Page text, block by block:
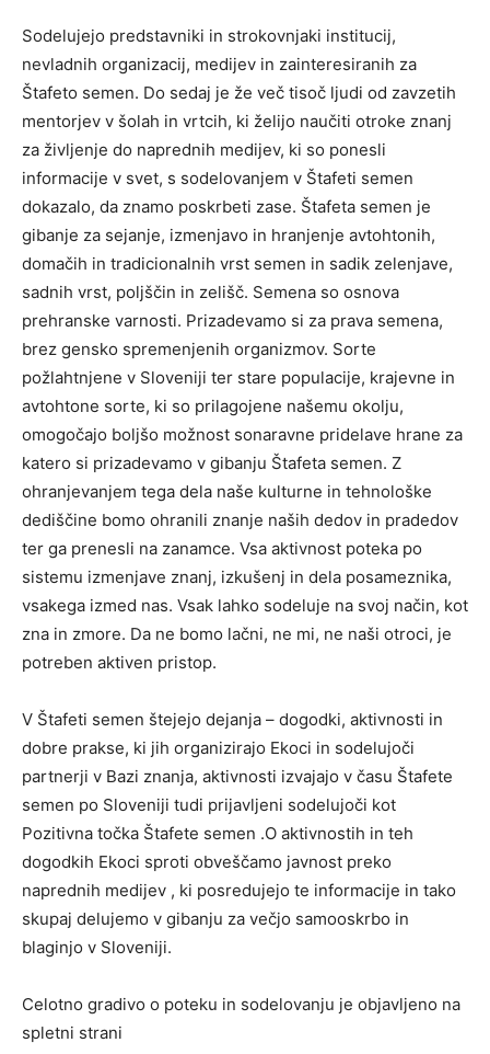
Sodelujejo predstavniki in strokovnjaki institucij,
nevladnih organizacij, medijev in zainteresiranih za
Štafeto semen. Do sedaj je že več tisoč ljudi od zavzetih
mentorjev v šolah in vrtcih, ki želijo naučiti otroke znanj
za življenje do naprednih medijev, ki so ponesli
informacije v svet, s sodelovanjem v Štafeti semen
dokazalo, da znamo poskrbeti zase. Štafeta semen je
gibanje za sejanje, izmenjavo in hranjenje avtohtonih,
domačih in tradicionalnih vrst semen in sadik zelenjave,
sadnih vrst, poljščin in zelišč. Semena so osnova
prehranske varnosti. Prizadevamo si za prava semena,
brez gensko spremenjenih organizmov. Sorte
požlahtnjene v Sloveniji ter stare populacije, krajevne in
avtohtone sorte, ki so prilagojene našemu okolju,
omogočajo boljšo možnost sonaravne pridelave hrane za
katero si prizadevamo v gibanju Štafeta semen. Z
ohranjevanjem tega dela naše kulturne in tehnološke
dediščine bomo ohranili znanje naših dedov in pradedov
ter ga prenesli na zanamce. Vsa aktivnost poteka po
sistemu izmenjave znanj, izkušenj in dela posameznika,
vsakega izmed nas. Vsak lahko sodeluje na svoj način, kot
zna in zmore. Da ne bomo lačni, ne mi, ne naši otroci, je
potreben aktiven pristop.
V Štafeti semen štejejo dejanja – dogodki, aktivnosti in
dobre prakse, ki jih organizirajo Ekoci in sodelujoči
partnerji v Bazi znanja, aktivnosti izvajajo v času Štafete
semen po Sloveniji tudi prijavljeni sodelujoči kot
Pozitivna točka Štafete semen .O aktivnostih in teh
dogodkih Ekoci sproti obveščamo javnost preko
naprednih medijev , ki posredujejo te informacije in tako
skupaj delujemo v gibanju za večjo samooskrbo in
blaginjo v Sloveniji.
Celotno gradivo o poteku in sodelovanju je objavljeno na
spletni strani